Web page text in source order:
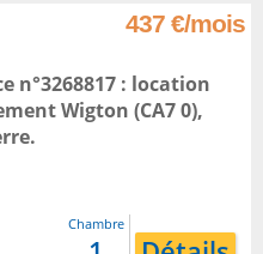
437 €/mois
n°3268817 : location
Wigton (CA7 0),
.
Chambre